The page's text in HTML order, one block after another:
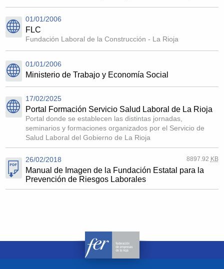
01/01/2006
FLC
Fundación Laboral de la Construcción - La Rioja
01/01/2006
Ministerio de Trabajo y Economía Social
17/02/2025
Portal Formación Servicio Salud Laboral de La Rioja
Portal donde se establecen las distintas jornadas,
seminarios y formaciones organizados por el Servicio de
Salud Laboral del Gobierno de La Rioja
26/02/2018 8897.92 KB
Manual de Imagen de la Fundación Estatal para la
Prevención de Riesgos Laborales